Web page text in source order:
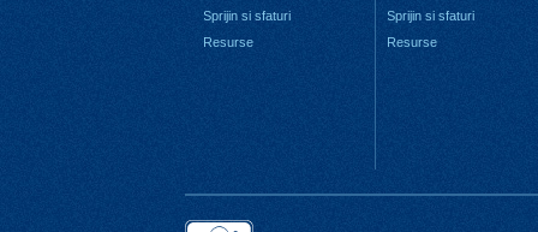
Sprijin si sfaturi
Resurse
Sprijin si sfaturi
Resurse